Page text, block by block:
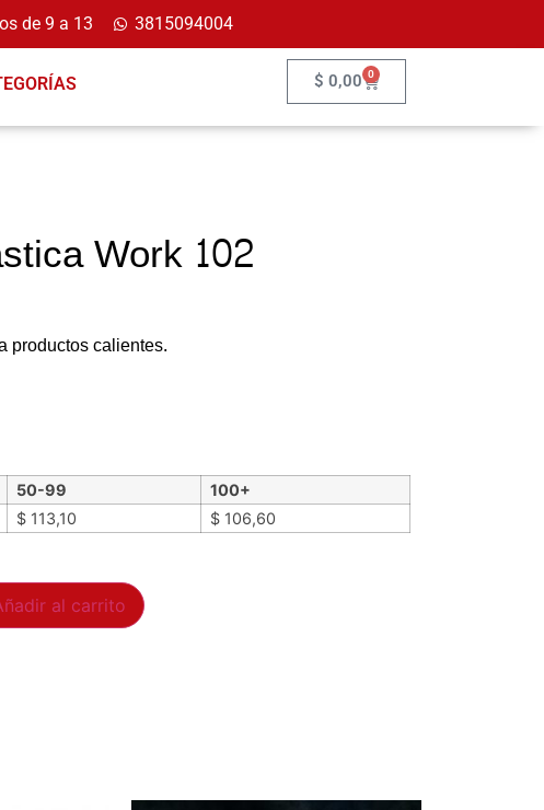
de 9 a 13 3815094004
$ 0,00 0
Work 102
productos calientes.
50-99
100+
$113,10 $106,60
al carrito